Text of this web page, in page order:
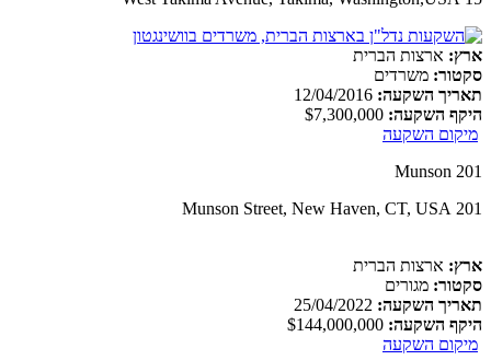
ארץ: ארצות הברית
סקטור: משרדים
תאריך השקעה:
היקף השקעה:
מיקום השקעה
201 Munson
201 Munson Street, New Haven, CT, USA
ארץ: ארצות הברית
סקטור: מגורים
תאריך השקעה:
היקף השקעה:
מיקום השקעה